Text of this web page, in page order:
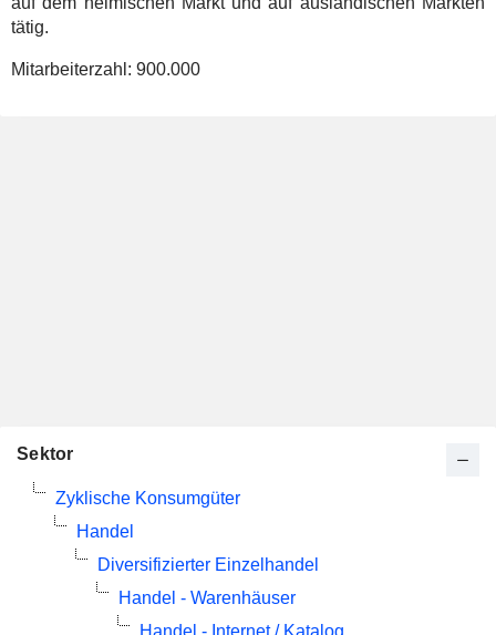
tätig.
Mitarbeiterzahl: 900.000
Sektor
Zyklische Konsumgüter
Handel
Diversifizierter Einzelhandel
Handel - Warenhäuser
Handel - Internet / Katalog